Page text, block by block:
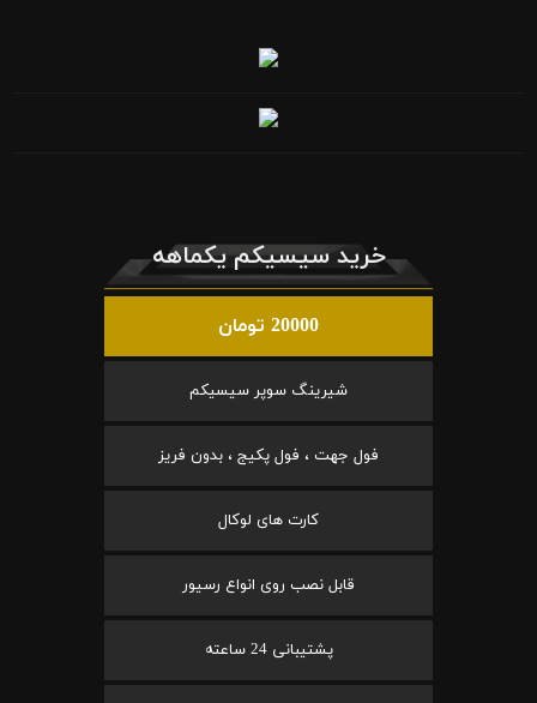
خرید سیسیکم یکماهه
20000 تومان
شیرینگ سوپر سیسیکم
فول جهت ، فول پکیج ، بدون فریز
کارت های لوکال
قابل نصب روی انواع رسیور
پشتیبانی 24 ساعته